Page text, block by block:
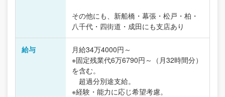
その他にも、新船橋・幕張・松戸・柏・
八千代・四街道・成田にも支店あり
給与
月給34万4000円～
※固定残業代6万6790円～（月32時間分）
を含む。
超過分別途支給。
※経験・能力に応じ希望考慮。